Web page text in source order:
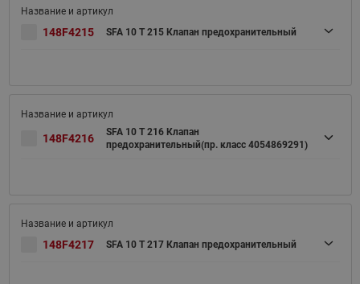
148F4215 SFA 10 T 215 Клапан предохранительный
148F4216
SFA 10 T 216 Клапан
предохранительный(пр. класс 4054869291)
148F4217 SFA 10 T 217 Клапан предохранительный